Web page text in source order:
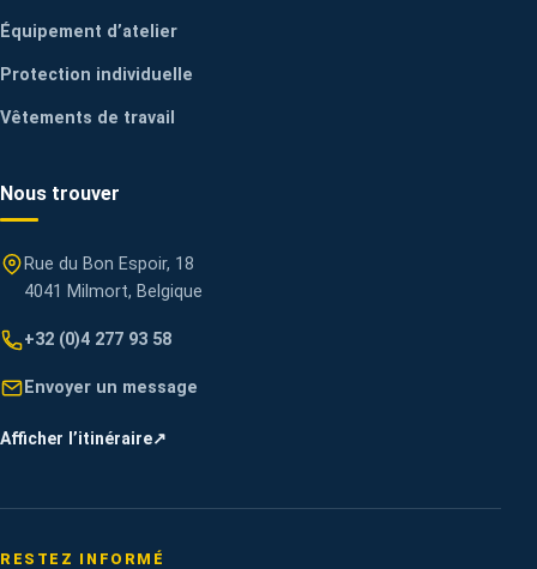
Équipement d’atelier
Protection individuelle
Vêtements de travail
Nous trouver
Rue du Bon Espoir, 18
4041 Milmort, Belgique
+32 (0)4 277 93 58
Envoyer un message
Afficher l’itinéraire↗
RESTEZ INFORMÉ